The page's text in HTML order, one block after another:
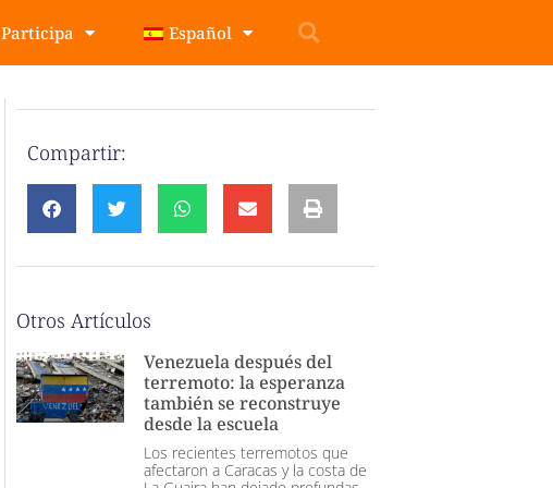
Participa Español
Compartir:
Otros Artículos
Venezuela después del
terremoto: la esperanza
también se reconstruye
desde la escuela
Los recientes terremotos que
afectaron a Caracas y la costa de